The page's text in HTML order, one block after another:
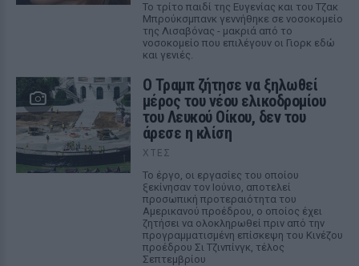
Το τρίτο παιδί της Ευγενίας και του Τζακ
Μπρούκσμπανκ γεννήθηκε σε νοσοκομείο
της Λισαβόνας - μακριά από το
νοσοκομείο που επιλέγουν οι Γιορκ εδώ
και γενιές.
Ο Τραμπ ζήτησε να ξηλωθεί
μέρος του νέου ελικοδρομίου
του Λευκού Οίκου, δεν του
άρεσε η κλίση
ΧΤΕΣ
Το έργο, οι εργασίες του οποίου
ξεκίνησαν τον Ιούνιο, αποτελεί
προσωπική προτεραιότητα του
Αμερικανού προέδρου, ο οποίος έχει
ζητήσει να ολοκληρωθεί πριν από την
προγραμματισμένη επίσκεψη του Κινέζου
προέδρου Σι Τζινπίνγκ, τέλος
Σεπτεμβρίου